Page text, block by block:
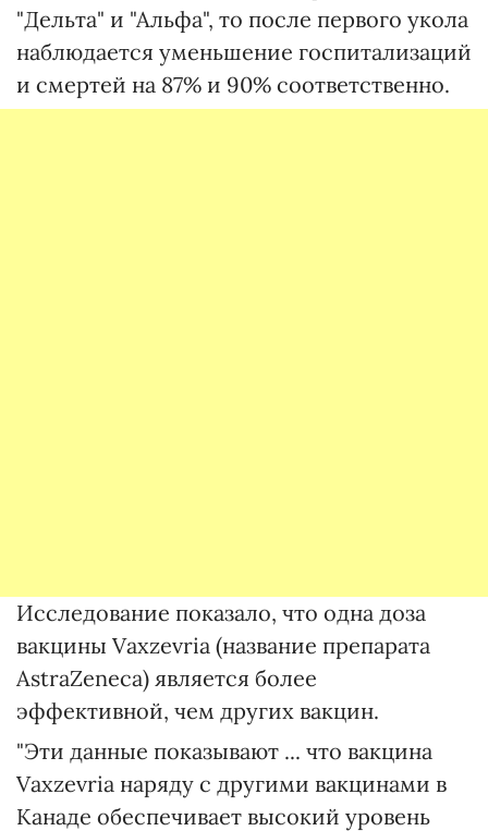
"Дельта" и "Альфа", то после первого укола
наблюдается уменьшение госпитализаций
и смертей на 87% и 90% соответственно.
Исследование показало, что одна доза
вакцины Vaxzevria (название препарата
AstraZeneca) является более
эффективной, чем других вакцин.
"Эти данные показывают ... что вакцина
Vaxzevria наряду с другими вакцинами в
Канаде обеспечивает высокий уровень